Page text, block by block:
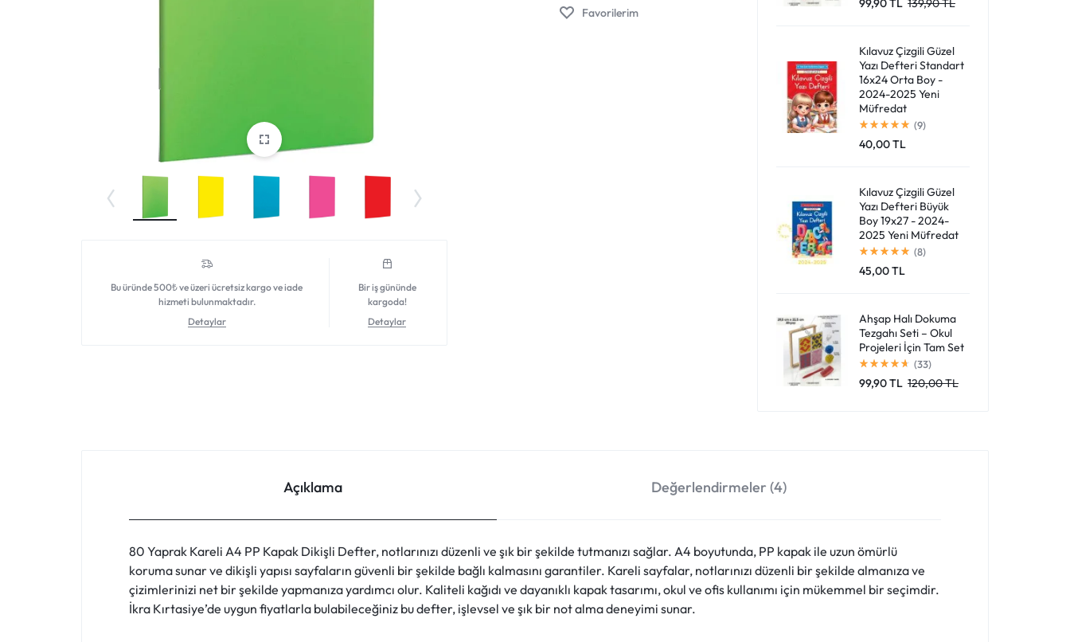
ADRES.
GENIŞ
YELPAZESI
ŞEYI
BULABILECEĞINIZ
ONLINE
ALIŞVERIŞ
Bu üründe 500₺ ve üzeri ücretsiz kargo ve iade
hizmeti bulunmaktadır.
Detaylar
Bir iş gününde
kargoda!
Detaylar
Favorilerim
99,90TL 139,90TL
Kılavuz Çizgili Güzel
Yazı Defteri Standart
16x24 Orta Boy -
2024-2025 Yeni
Müfredat
(9)
40,00TL
Kılavuz Çizgili Güzel
Yazı Defteri Büyük
Boy 19x27 - 2024-
2025 Yeni Müfredat
(8)
45,00TL
Ahşap Halı Dokuma
Tezgahı Seti – Okul
Projeleri İçin Tam Set
(33)
99,90TL 120,00TL
Açıklama Değerlendirmeler (4)
80 Yaprak Kareli A4 PP Kapak Dikişli Defter, notlarınızı düzenli ve şık bir şekilde tutmanızı sağlar. A4 boyutunda, PP kapak ile uzun ömürlü
koruma sunar ve dikişli yapısı sayfaların güvenli bir şekilde bağlı kalmasını garantiler. Kareli sayfalar, notlarınızı düzenli bir şekilde almanıza ve
çizimlerinizi net bir şekilde yapmanıza yardımcı olur. Kaliteli kağıdı ve dayanıklı kapak tasarımı, okul ve ofis kullanımı için mükemmel bir seçimdir.
İkra Kırtasiye’de uygun fiyatlarla bulabileceğiniz bu defter, işlevsel ve şık bir not alma deneyimi sunar.